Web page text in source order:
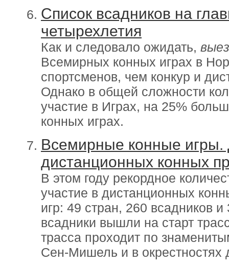
Список всадников на
четырехлетия
Как и следовало ожидать,
Всемирных конных играх в
спортсменов, чем конкур и
Однако в общей сложности
участие в Играх, на 25%
конных играх.
Всемирные конные игры.
дистанционных конных
В этом году рекордное
участие в дистанционных
игр: 49 стран, 260 всадников
всадники вышли на старт
трасса проходит по
Сен-Мишель и в окрестностях